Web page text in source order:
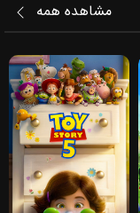
مشاهده همه